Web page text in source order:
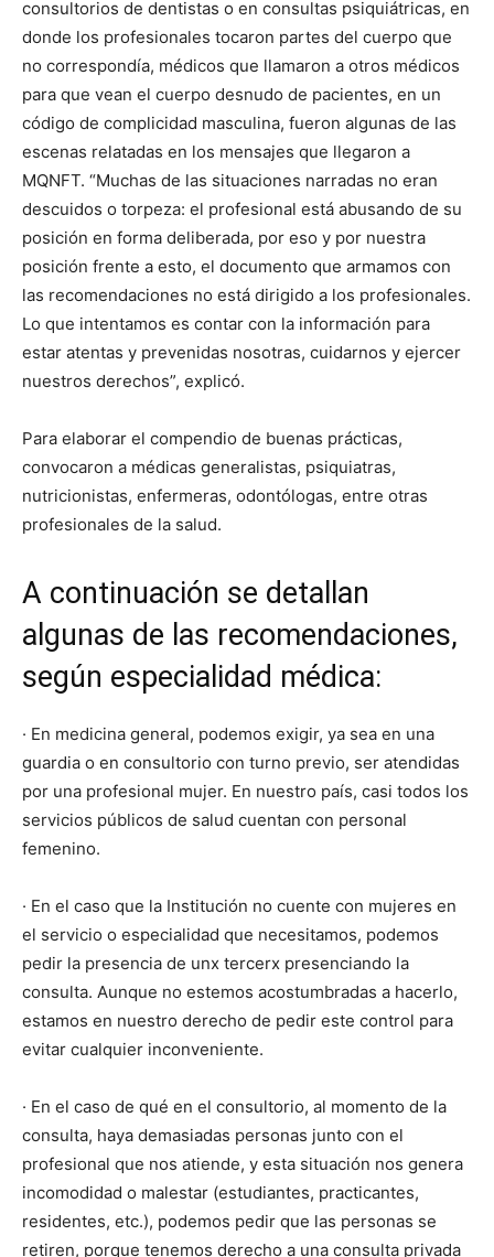
consultorios de dentistas o en consultas psiquiátricas, en
donde los profesionales tocaron partes del cuerpo que
no correspondía, médicos que llamaron a otros médicos
para que vean el cuerpo desnudo de pacientes, en un
código de complicidad masculina, fueron algunas de las
escenas relatadas en los mensajes que llegaron a
MQNFT. “Muchas de las situaciones narradas no eran
descuidos o torpeza: el profesional está abusando de su
posición en forma deliberada, por eso y por nuestra
posición frente a esto, el documento que armamos con
las recomendaciones no está dirigido a los profesionales.
Lo que intentamos es contar con la información para
estar atentas y prevenidas nosotras, cuidarnos y ejercer
nuestros derechos”, explicó.
Para elaborar el compendio de buenas prácticas,
convocaron a médicas generalistas, psiquiatras,
nutricionistas, enfermeras, odontólogas, entre otras
profesionales de la salud.
A continuación se detallan
algunas de las recomendaciones,
según especialidad médica:
· En medicina general, podemos exigir, ya sea en una
guardia o en consultorio con turno previo, ser atendidas
por una profesional mujer. En nuestro país, casi todos los
servicios públicos de salud cuentan con personal
femenino.
· En el caso que la Institución no cuente con mujeres en
el servicio o especialidad que necesitamos, podemos
pedir la presencia de unx tercerx presenciando la
consulta. Aunque no estemos acostumbradas a hacerlo,
estamos en nuestro derecho de pedir este control para
evitar cualquier inconveniente.
· En el caso de qué en el consultorio, al momento de la
consulta, haya demasiadas personas junto con el
profesional que nos atiende, y esta situación nos genera
incomodidad o malestar (estudiantes, practicantes,
residentes, etc.), podemos pedir que las personas se
retiren, porque tenemos derecho a una consulta privada